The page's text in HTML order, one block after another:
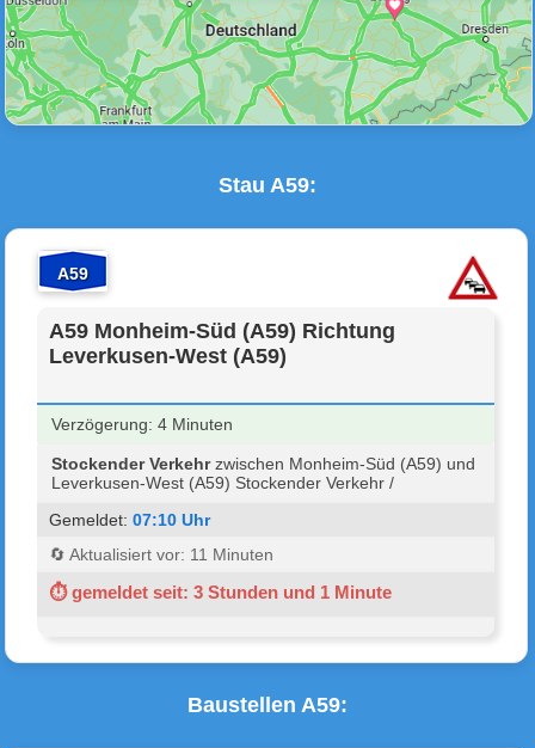
Stau A59:
A59
A59 Monheim-Süd (A59) Richtung
Leverkusen-West (A59)
Verzögerung: 4 Minuten
Stockender Verkehrzwischen Monheim-Süd (A59) und
Leverkusen-West (A59) Stockender Verkehr /
Gemeldet:07:10 Uhr
🔄 Aktualisiert vor: 11 Minuten
⏱ gemeldet seit: 3 Stunden und 1 Minute
Baustellen A59: